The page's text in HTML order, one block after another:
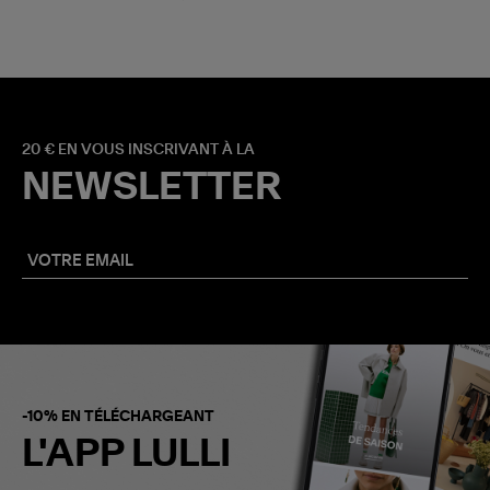
20 € EN VOUS INSCRIVANT À LA
NEWSLETTER
-10% EN TÉLÉCHARGEANT
L'APP LULLI